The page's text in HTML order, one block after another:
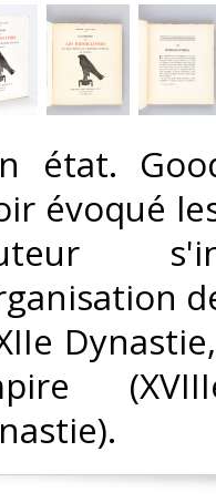
état.
évoqué